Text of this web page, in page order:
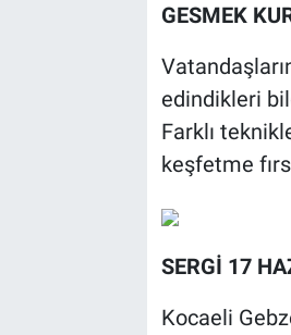
GESMEK
edindikleri
Farklı
keşfetme
SERGİ 17
Kocaeli